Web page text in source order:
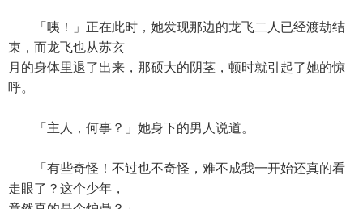
「咦！」正在此时，她发现那边的龙飞二人已经渡劫结
束，而龙飞也从苏玄
月的身体里退了出来，那硕大的阴茎，顿时就引起了她的惊
呼。
「主人，何事？」她身下的男人说道。
「有些奇怪！不过也不奇怪，难不成我一开始还真的看
走眼了？这个少年，